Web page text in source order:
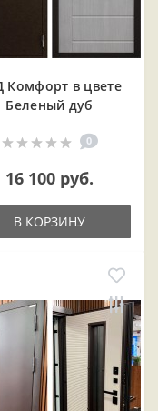
Комфорт в цвете
Беленый дуб
0
16 100 руб.
В КОРЗИНУ